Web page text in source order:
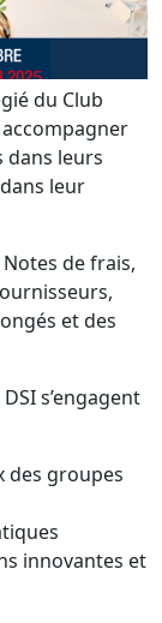
du Club
dans leurs
leur
Notes de frais,
et des
s’engagent
des groupes
innovantes et